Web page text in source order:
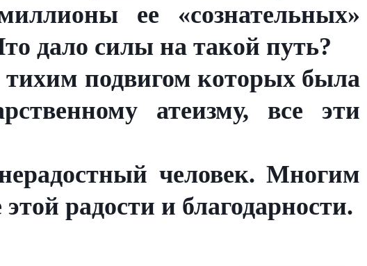
ее «сознательных»
дало силы на такой путь?
подвигом которых была
атеизму, все эти
человек. Многим
радости и благодарности.